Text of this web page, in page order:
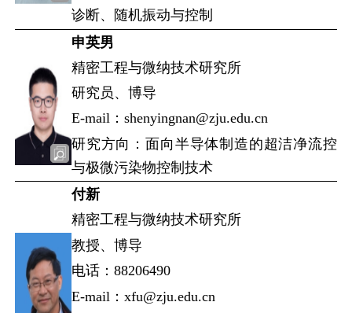
诊断、随机振动与控制
申英男
精密工程与微纳技术研究所
研究员、博导
E-mail：shenyingnan@zju.edu.cn
研究方向：面向半导体制造的超洁净流控
与极微污染物控制技术
付新
精密工程与微纳技术研究所
教授、博导
电话：88206490
E-mail：xfu@zju.edu.cn